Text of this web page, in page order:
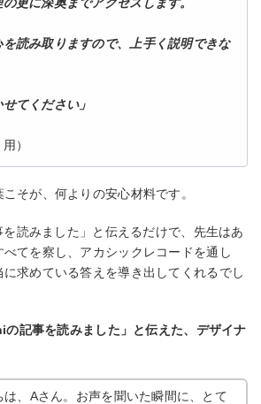
読み取りますので、上手く説明できな
てください」
）
そが、何よりの安心材料です。
読みました」と伝えるだけで、先生はあ
てを察し、アカシックレコードを通し
求めている答えを導き出してくれるでし
の記事を読みました」と伝えた、デザイナ
は、Aさん。お声を聞いた瞬間に、とて